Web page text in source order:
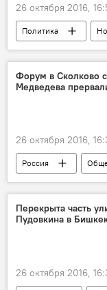
26 октября 2016,
Политика
Aлерт
Создание коалиции
Форум в Сколково
Медведева
26 октября 2016,
Россия
В мире
Дмитрий Медведев
Перекрыта часть
Пудовкина в
26 октября 2016,